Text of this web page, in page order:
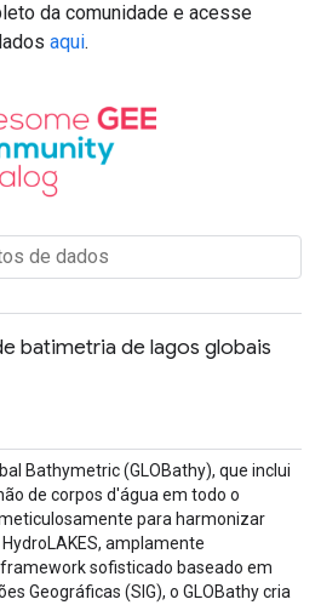
da comunidade e acesse
aqui.
batimetria de lagos globais
Bathymetric (GLOBathy), que inclui
de corpos d'água em todo o
para harmonizar
amplamente
sofisticado baseado em
Geográficas (SIG), o GLOBathy cria